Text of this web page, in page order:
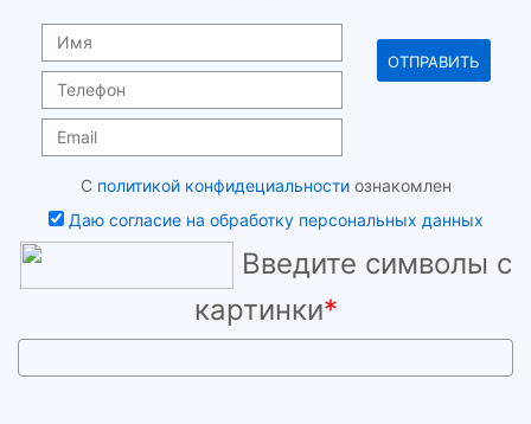
С политикой конфидециальностиознакомлен
Даю согласие на обработку персональных данных
Введите символы с
картинки*